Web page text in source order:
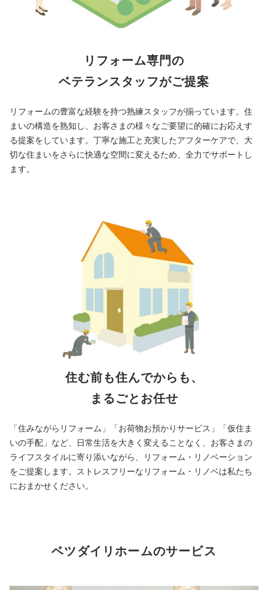
リフォーム専門の
ベテランスタッフがご提案
リフォームの豊富な経験を持つ熟練スタッフが揃っています。住
まいの構造を熟知し、お客さまの様々なご要望に的確にお応えす
る提案をしています。丁寧な施工と充実したアフターケアで、大
切な住まいをさらに快適な空間に変えるため、全力でサポートし
ます。
住む前も住んでからも、
まるごとお任せ
「住みながらリフォーム」「お荷物お預かりサービス」「仮住ま
いの手配」など、日常生活を大きく変えることなく、お客さまの
ライフスタイルに寄り添いながら、リフォーム・リノベーション
をご提案します。ストレスフリーなリフォーム・リノベは私たち
におまかせください。
ベツダイリホームのサービス